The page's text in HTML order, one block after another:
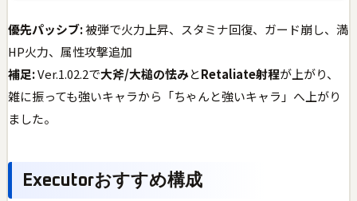
優先パッシブ:被弾で火力上昇、スタミナ回復、ガード崩し、満
HP火力、属性攻撃追加
補足:Ver.1.02.2で大斧/大槌の怯みとRetaliate射程が上がり、
雑に振っても強いキャラから「ちゃんと強いキャラ」へ上がり
ました。
Executorおすすめ構成